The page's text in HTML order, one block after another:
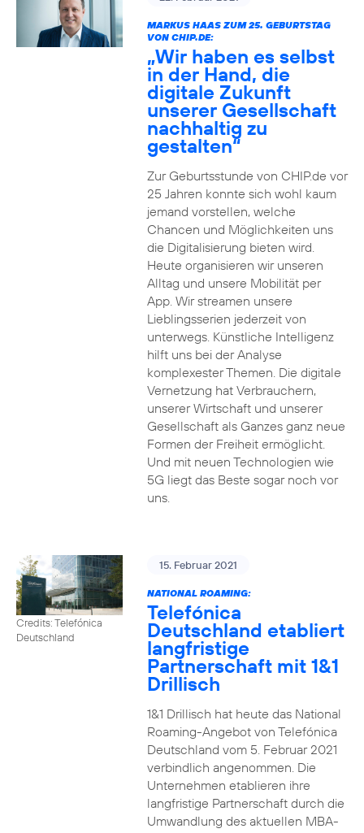
MARKUS HAAS ZUM 25. GEBURTSTAG
VON CHIP.DE:
„Wir haben es selbst
in der Hand, die
digitale Zukunft
unserer Gesellschaft
nachhaltig zu
gestalten“
Zur Geburtsstunde von CHIP.de vor
25 Jahren konnte sich wohl kaum
jemand vorstellen, welche
Chancen und Möglichkeiten uns
die Digitalisierung bieten wird.
Heute organisieren wir unseren
Alltag und unsere Mobilität per
App. Wir streamen unsere
Lieblingsserien jederzeit von
unterwegs. Künstliche Intelligenz
hilft uns bei der Analyse
komplexester Themen. Die digitale
Vernetzung hat Verbrauchern,
unserer Wirtschaft und unserer
Gesellschaft als Ganzes ganz neue
Formen der Freiheit ermöglicht.
Und mit neuen Technologien wie
5G liegt das Beste sogar noch vor
uns.
Credits: Telefónica
Deutschland
15. Februar 2021
NATIONAL ROAMING:
Telefónica
Deutschland etabliert
langfristige
Partnerschaft mit 1&1
Drillisch
1&1 Drillisch hat heute das National
Roaming-Angebot von Telefónica
Deutschland vom 5. Februar 2021
verbindlich angenommen. Die
Unternehmen etablieren ihre
langfristige Partnerschaft durch die
Umwandlung des aktuellen MBA-